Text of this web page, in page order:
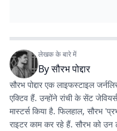
लेखक के बारे में
Byसौरभ पोद्दार
सौरभ पोद्दार एक लाइफस्टाइल
एक्टिव हैं. उन्होंने रांची के सेंट
मास्टर्स किया है. फिलहाल, सौरभ
राइटर काम कर रहे हैं. सौरभ को उन